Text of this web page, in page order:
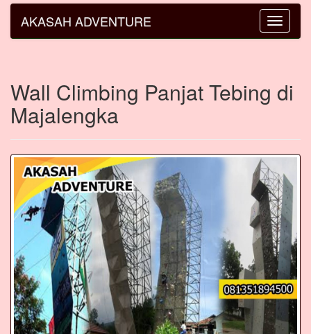
Toggle
AKASAH ADVENTURE
Wall Climbing Panjat Tebing di
Majalengka